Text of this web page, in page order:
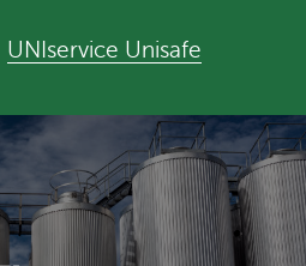
UNIservice Unisafe